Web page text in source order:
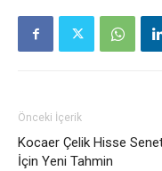
Önceki İçerik
Kocaer Çelik Hisse
İçin Yeni Tahmin